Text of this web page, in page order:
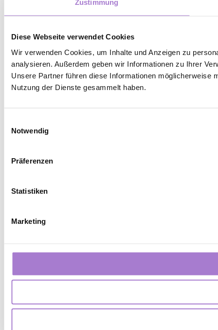
Zustimmung
Diese Webseite verwendet Cookies
Wir verwenden Cookies, um Inhalte und Anzeigen zu
analysieren. Außerdem geben wir Informationen zu Ihrer
Unsere Partner führen diese Informationen möglicherweise
Nutzung der Dienste gesammelt haben.
Notwendig
Präferenzen
Statistiken
Marketing